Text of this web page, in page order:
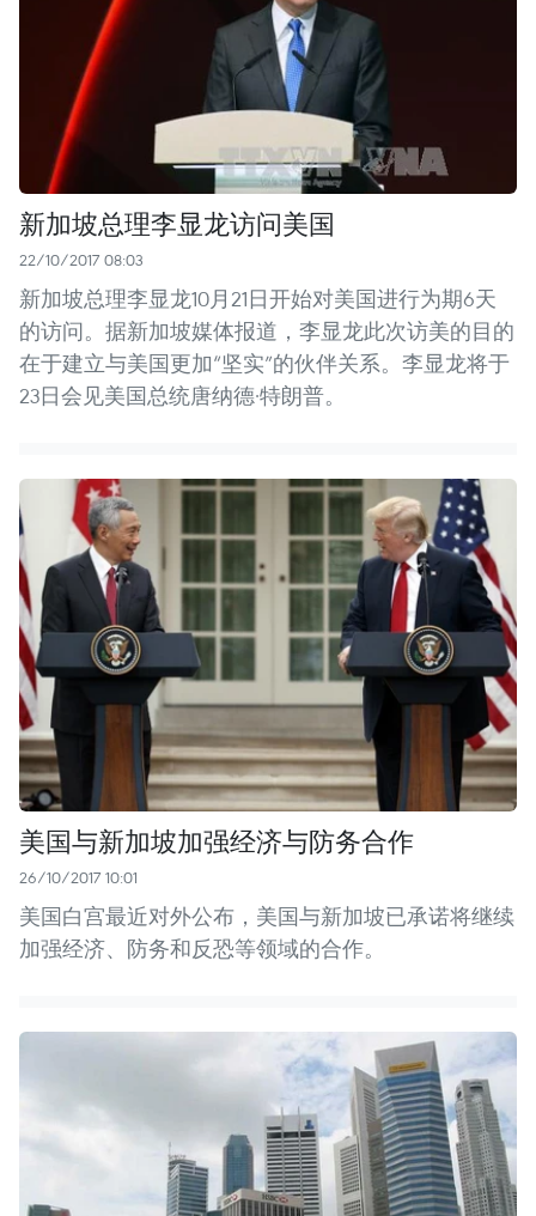
新加坡总理李显龙访问美国
22/10/2017 08:03
新加坡总理李显龙10月21日开始对美国进行为期6天
的访问。据新加坡媒体报道，李显龙此次访美的目的
在于建立与美国更加“坚实”的伙伴关系。李显龙将于
23日会见美国总统唐纳德·特朗普。
美国与新加坡加强经济与防务合作
26/10/2017 10:01
美国白宫最近对外公布，美国与新加坡已承诺将继续
加强经济、防务和反恐等领域的合作。